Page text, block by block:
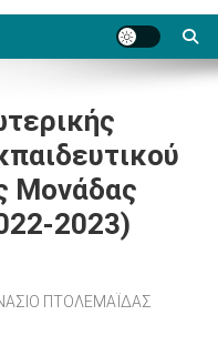
Μονάδας
2023)
ΠΤΟΛΕΜΑΪΔΑΣ